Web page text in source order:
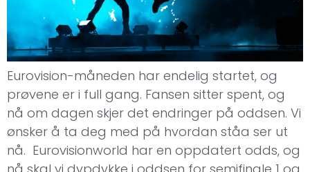
Eurovision-måneden har endelig startet, og
prøvene er i full gang. Fansen sitter spent, og
nå om dagen skjer det endringer på oddsen. Vi
ønsker å ta deg med på hvordan ståa ser ut
nå. Eurovisionworld har en oppdatert odds, og